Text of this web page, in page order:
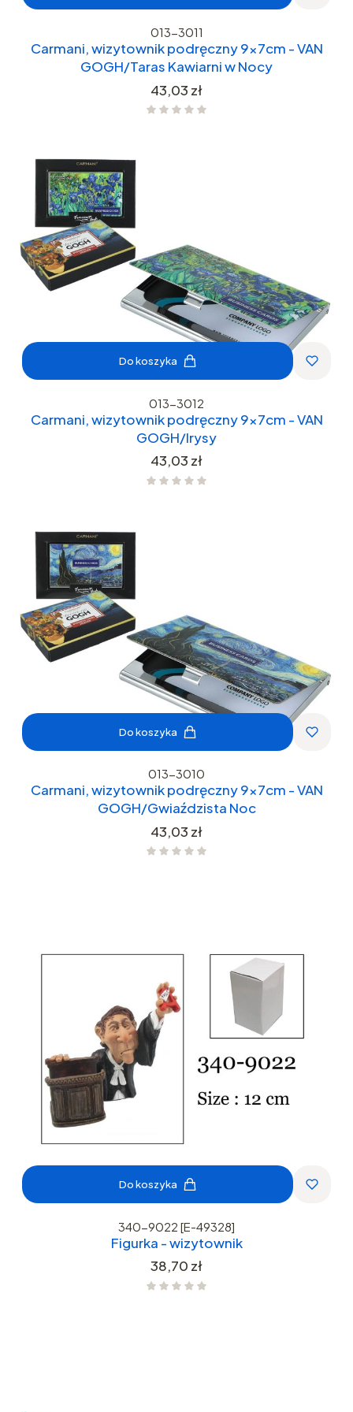
013-3011
Carmani, wizytownik podręczny 9x7cm - VAN
GOGH/Taras Kawiarni w Nocy
Cena
43,03 zł
Do koszyka
013-3012
Carmani, wizytownik podręczny 9x7cm - VAN
GOGH/Irysy
Cena
43,03 zł
Do koszyka
013-3010
Carmani, wizytownik podręczny 9x7cm - VAN
GOGH/Gwiaździsta Noc
Cena
43,03 zł
Do koszyka
340-9022 [E-49328]
Figurka - wizytownik
Cena
38,70 zł